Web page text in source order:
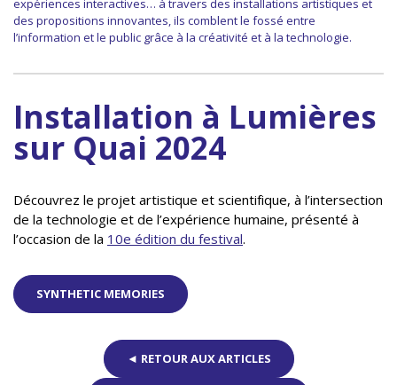
expériences interactives… à travers des installations artistiques et
des propositions innovantes, ils comblent le fossé entre
l’information et le public grâce à la créativité et à la technologie.
Installation à Lumières
sur Quai 2024
Découvrez le projet artistique et scientifique, à l’intersection
de la technologie et de l’expérience humaine, présenté à
l’occasion de la 10e édition du festival.
SYNTHETIC MEMORIES
◄ RETOUR AUX ARTICLES